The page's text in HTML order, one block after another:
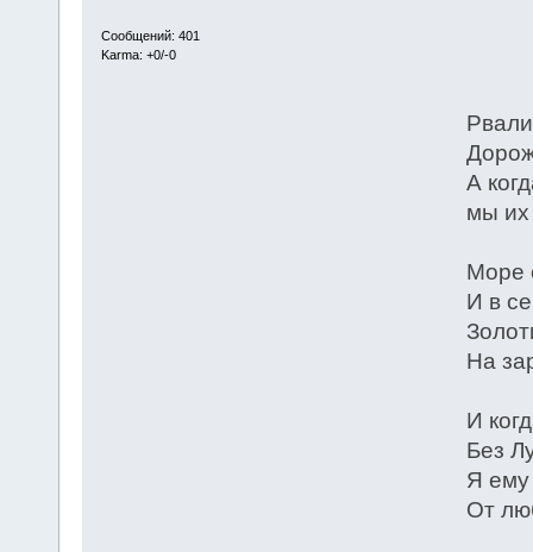
Сообщений: 401
Karma: +0/-0
А
мы их
Море
И в
На
И
Без
Я ему
От